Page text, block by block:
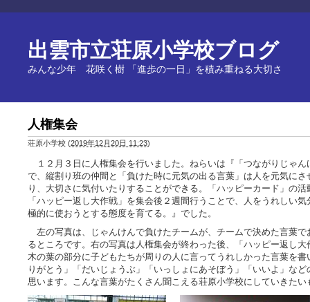
出雲市立荘原小学校ブログ
みんな少年 花咲く樹 「進歩の一日」を積み重ねる大切さ
人権集会
荘原小学校 (2019年12月20日 11:23)
１２月３日に人権集会を行いました。ねらいは『「つながりじゃん
で、縦割り班の仲間と「負けた時に元気の出る言葉」は人を元気にさ
り、大切さに気付いたりすることができる。「ハッピーカード」の
「ハッピー返し大作戦」を集会後２週間行うことで、人をうれしい
極的に使おうとする態度を育てる。』でした。
左の写真は、じゃんけんで負けたチームが、チームで決めた言葉で
るところです。右の写真は人権集会が終わった後、「ハッピー返し
木の葉の部分に子どもたちが周りの人に言ってうれしかった言葉を書
りがとう」「だいじょうぶ」「いっしょにあそぼう」「いいよ」な
思います。こんな言葉がたくさん聞こえる荘原小学校にしていきたい